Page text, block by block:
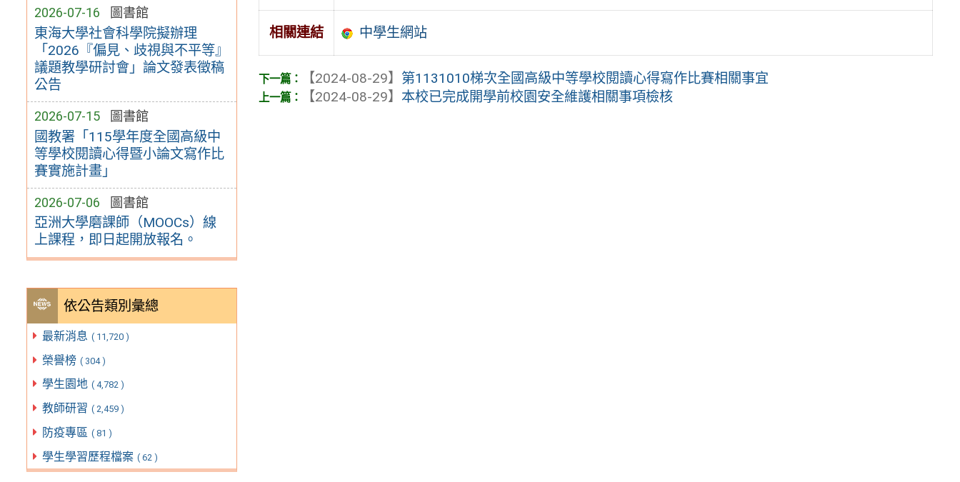
2026-07-16 圖書館
東海大學社會科學院擬辦理
「2026『偏見、歧視與不平等』
議題教學研討會」論文發表徵稿
公告
2026-07-15 圖書館
國教署「115學年度全國高級中
等學校閱讀心得暨小論文寫作比
賽實施計畫」
2026-07-06 圖書館
亞洲大學磨課師（MOOCs）線
上課程，即日起開放報名。
依公告類別彙總
最新消息 ( 11,720 )
榮譽榜 ( 304 )
學生園地 ( 4,782 )
教師研習 ( 2,459 )
防疫專區 ( 81 )
學生學習歷程檔案 ( 62 )
相關連結 中學生網站
【2024-08-29】 第1131010梯次全國高級中等學校閱讀心得寫作比賽相關事宜
【2024-08-29】 本校已完成開學前校園安全維護相關事項檢核